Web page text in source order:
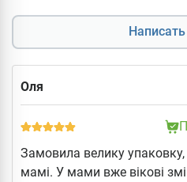
Оля
Замовила велику упаковку,
мамі. У мами вже вікові